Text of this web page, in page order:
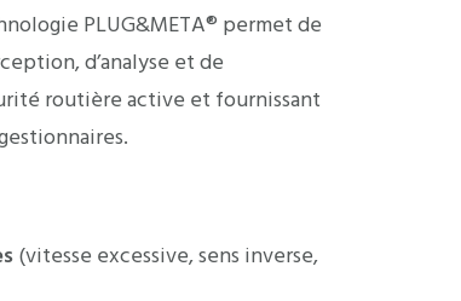
PLUG&META® permet de
d’analyse et de
routière active et fournissant
(vitesse excessive, sens inverse,